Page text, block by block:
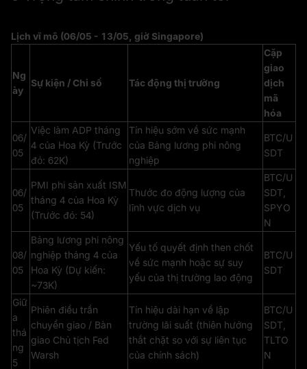
Lịch vĩ mô (06/05 - 13/05, giờ Singapore)
Ng
ày
Sự kiện / Chỉ số Tác động thị trường
Cặp
giao
dịch
mã
hóa
06/
05
Việc làm ADP tháng
4 của Hoa Kỳ (Trước
đó: 62K)
Tín hiệu sớm về sức mạnh
của Bảng lương phi nông
nghiệp
BTC/U
SDT
06/
05
PMI phi sản xuất ISM
tháng 4 của Hoa Kỳ
(Trước đó: 54)
Thước đo động lượng của
lĩnh vực dịch vụ
BTC/U
SDT,
SPYO
N
08/
05
Bảng lương phi nông
nghiệp tháng 4 của
Hoa Kỳ (Dự kiến:
~73K)
Yếu tố quyết định then chốt
về sức mạnh hoặc sự suy
yếu của thị trường lao động
BTC/U
SDT
Giữ
a
thá
ng
5
Phiên điều trần
chuyển giao / Bàn
giao Chủ tịch Fed
Warsh
Tín hiệu dài hạn về lập
trường lãi suất (thiên hướng
thắt chặt so với sự liên tục
của chính sách)
BTC/U
SDT,
TLTO
N